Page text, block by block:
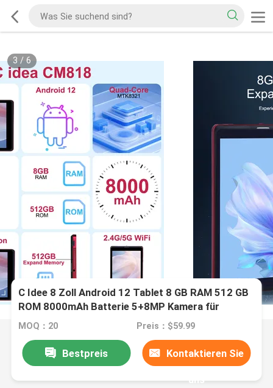
3 / 6
C Idee 8 Zoll Android 12 Tablet 8 GB RAM 512 GB
ROM 8000mAh Batterie 5+8MP Kamera für
Studenten mit SIM-Unterstützung CM818-rot
MOQ：20 Preis：$59.99
Bestpreis Kontaktieren Sie
uns